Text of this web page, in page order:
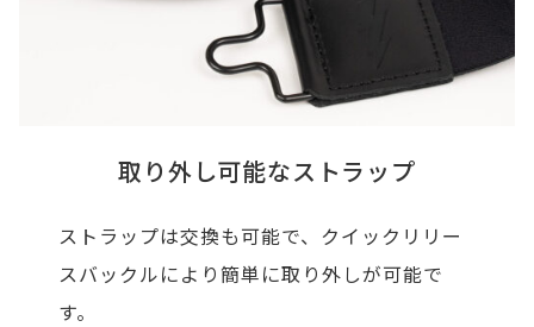
取り外し可能なストラップ
ストラップは交換も可能で、クイックリリー
スバックルにより簡単に取り外しが可能で
す。